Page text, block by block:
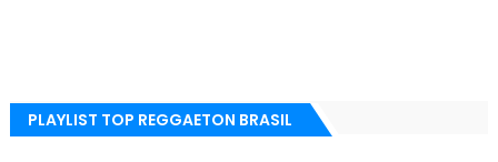
PLAYLIST TOP REGGAETON BRASIL